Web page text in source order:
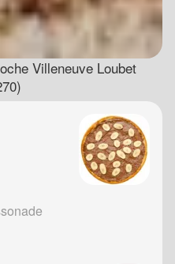
Villeneuve Loubet